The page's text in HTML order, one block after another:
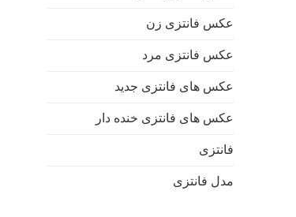
عکس فانتزی زن
عکس فانتزی مرد
عکس های فانتزی جدید
عکس های فانتزی خنده دار
فانتزی
مدل فانتزی